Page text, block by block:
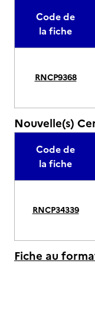
Code de
la fiche
RNCP9368
Nouvelle(s)
Code de
la fiche
RNCP34339
Fiche au